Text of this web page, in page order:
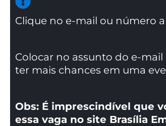
Clique no e-mail ou número
Colocar no assunto do e-
ter mais chances em uma
Obs: É imprescindível que
essa vaga no site Brasília